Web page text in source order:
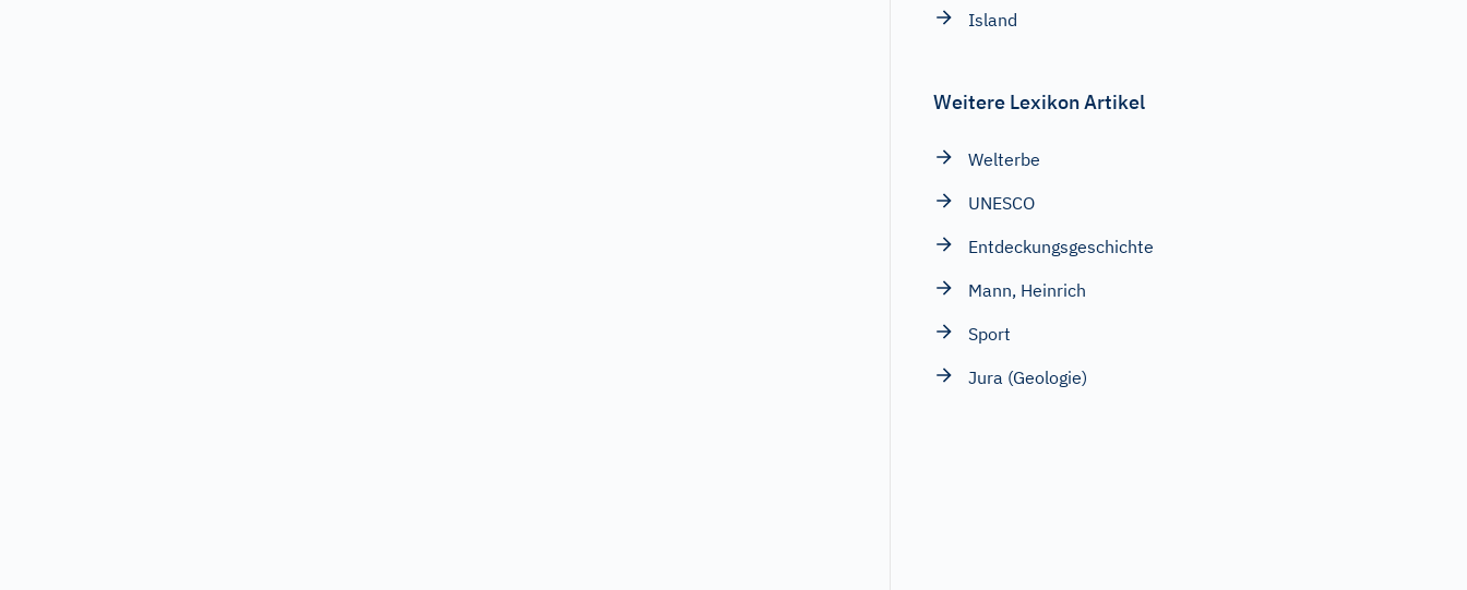
Island
Weitere Lexikon Artikel
Welterbe
UNESCO
Entdeckungsgeschichte
Mann, Heinrich
Sport
Jura (Geologie)